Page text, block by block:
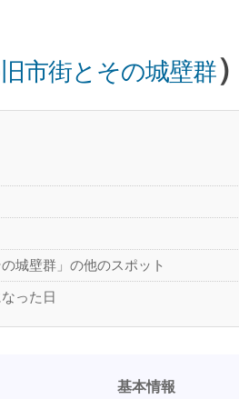
市街とその城壁群）
城壁群」の他のスポット
った日
基本情報